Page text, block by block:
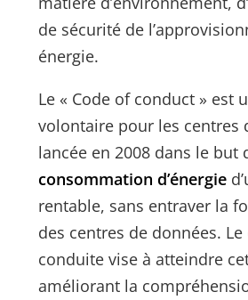
de sécurité de
énergie.
Le « Code of conduct » est
volontaire pour les centres
lancée en 2008 dans le but
consommation d’énergie
rentable, sans entraver la
des centres de données. Le
conduite vise à atteindre
améliorant la